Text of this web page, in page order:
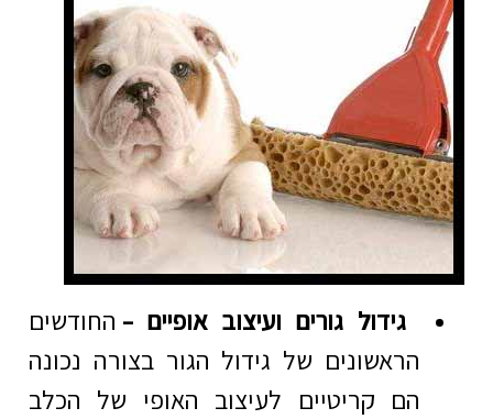
גידול גורים ועיצוב אופיים –החודשים
הראשונים של גידול הגור בצורה נכונה
הם קריטיים לעיצוב האופי של הכלב